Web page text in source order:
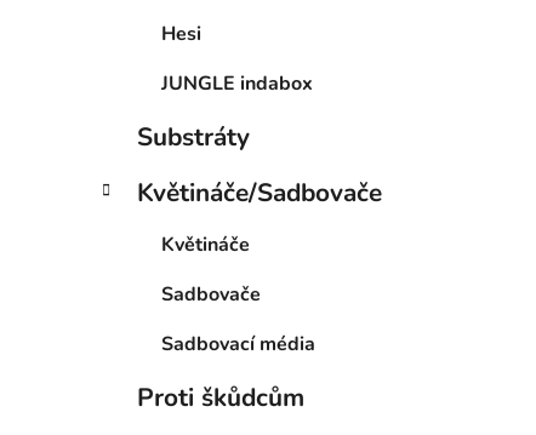
Hesi
JUNGLE indabox
Substráty
Květináče/Sadbovače
Květináče
Sadbovače
Sadbovací média
Proti škůdcům